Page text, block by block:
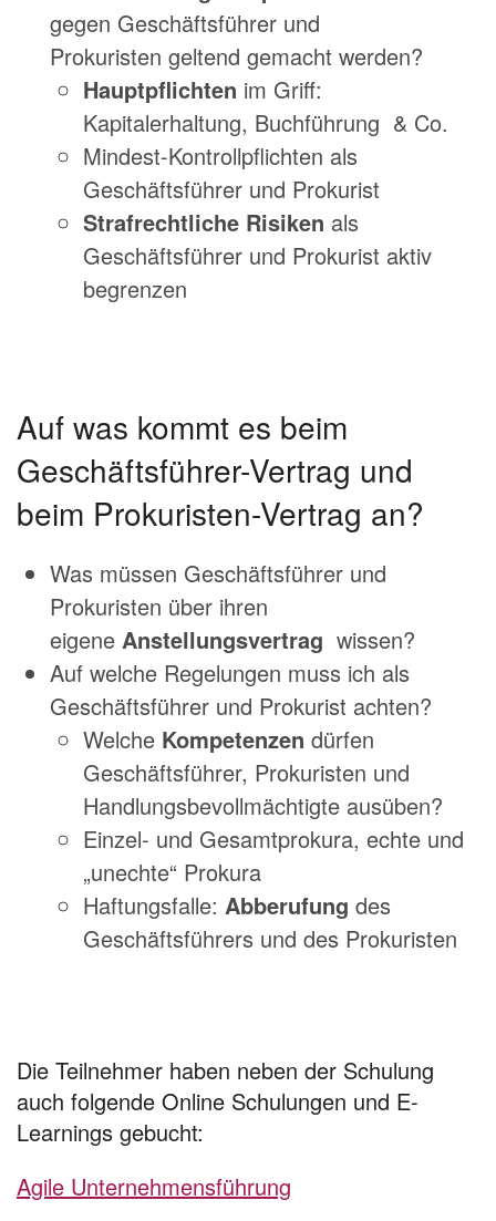
gegen Geschäftsführer und
Prokuristen geltend gemacht werden?
Hauptpflichten im Griff:
Kapitalerhaltung, Buchführung & Co.
Mindest-Kontrollpflichten als
Geschäftsführer und Prokurist
Strafrechtliche Risiken als
Geschäftsführer und Prokurist aktiv
begrenzen
Auf was kommt es beim
Geschäftsführer-Vertrag und
beim Prokuristen-Vertrag an?
Was müssen Geschäftsführer und
Prokuristen über ihren
eigene Anstellungsvertrag wissen?
Auf welche Regelungen muss ich als
Geschäftsführer und Prokurist achten?
Welche Kompetenzen dürfen
Geschäftsführer, Prokuristen und
Handlungsbevollmächtigte ausüben?
Einzel- und Gesamtprokura, echte und
„unechte“ Prokura
Haftungsfalle: Abberufung des
Geschäftsführers und des Prokuristen
Die Teilnehmer haben neben der Schulung
auch folgende Online Schulungen und E-
Learnings gebucht:
Agile Unternehmensführung